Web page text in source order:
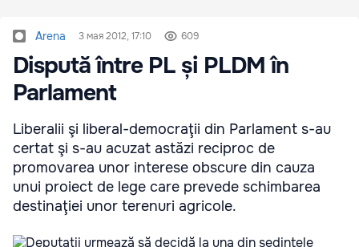
Arena 3 мая 2012, 17:10 609
Dispută între PL și PLDM în
Parlament
Liberalii şi liberal-democraţii din Parlament s-au
certat şi s-au acuzat astăzi reciproc de
promovarea unor interese obscure din cauza
unui proiect de lege care prevede schimbarea
destinaţiei unor terenuri agricole.